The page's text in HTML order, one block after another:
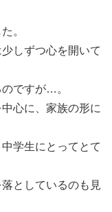
。
しずつ心を開いて
ですが…。
心に、家族の形に
学生にとってとて
としているのも見